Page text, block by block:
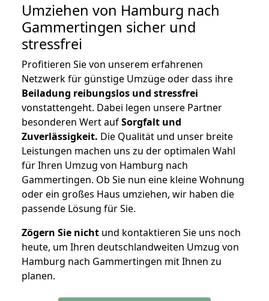
Umziehen von Hamburg nach
Gammertingen sicher und
stressfrei
Profitieren Sie von unserem erfahrenen
Netzwerk für günstige Umzüge oder dass ihre
Beiladung reibungslos und stressfrei
vonstattengeht. Dabei legen unsere Partner
besonderen Wert aufSorgfalt und
Zuverlässigkeit. Die Qualität und unser breite
Leistungen machen uns zu der optimalen Wahl
für Ihren Umzug von Hamburg nach
Gammertingen. Ob Sie nun eine kleine Wohnung
oder ein großes Haus umziehen, wir haben die
passende Lösung für Sie.
Zögern Sie nicht und kontaktieren Sie uns noch
heute, um Ihren deutschlandweiten Umzug von
Hamburg nach Gammertingen mit Ihnen zu
planen.